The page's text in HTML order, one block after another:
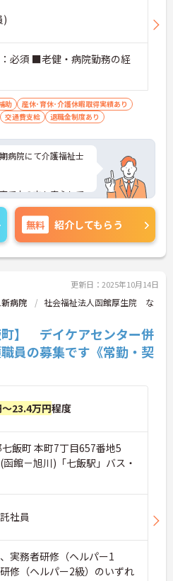
)
必須 ■老健・病院勤務の経
助
産休･育休･介護休暇取得実績あり
交通費支給 退職金制度あり
病院にて介護福祉士
て中の方も安心して
けて働くことができ
気軽にご相談くださ
無料 紹介してもらう
更新日：2025年10月14日
病院
社会福祉法人函館厚生院 な
町】 デイケアセンター併
員の募集です《常勤・契
23.4万円程度
飯町 本町7丁目657番地5
函館－旭川)「七飯駅」バス・
社員
実務者研修（ヘルパー1
修（ヘルパー2級）のいずれ